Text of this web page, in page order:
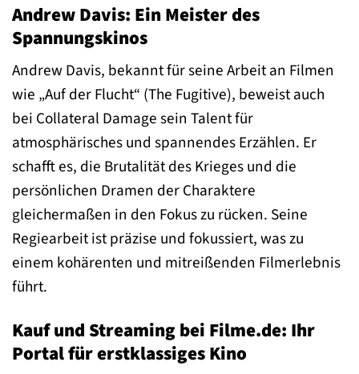
Andrew Davis: Ein Meister des
Spannungskinos
Andrew Davis, bekannt für seine Arbeit an Filmen
wie „Auf der Flucht“ (The Fugitive), beweist auch
bei Collateral Damage sein Talent für
atmosphärisches und spannendes Erzählen. Er
schafft es, die Brutalität des Krieges und die
persönlichen Dramen der Charaktere
gleichermaßen in den Fokus zu rücken. Seine
Regiearbeit ist präzise und fokussiert, was zu
einem kohärenten und mitreißenden Filmerlebnis
führt.
Kauf und Streaming bei Filme.de: Ihr
Portal für erstklassiges Kino